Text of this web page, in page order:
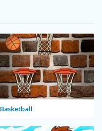
Basketball